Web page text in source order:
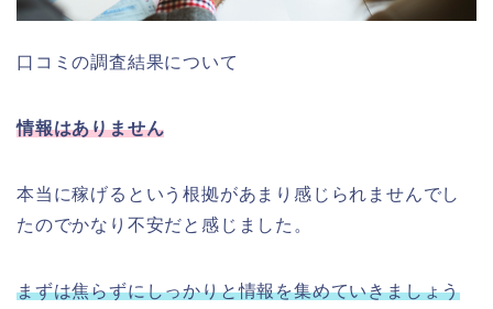
口コミの調査結果について
情報はありません
本当に稼げるという根拠があまり感じられませんでし
たのでかなり不安だと感じました。
まずは焦らずにしっかりと情報を集めていきましょう